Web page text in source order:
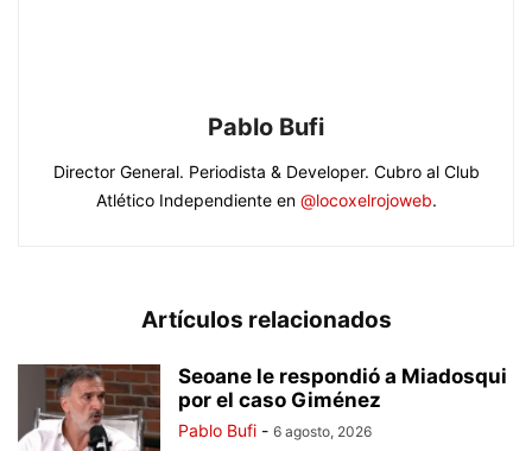
Pablo Bufi
Director General. Periodista & Developer. Cubro al Club
Atlético Independiente en @locoxelrojoweb.
Artículos relacionados
Seoane le respondió a Miadosqui
por el caso Giménez
Pablo Bufi - 6 agosto, 2026